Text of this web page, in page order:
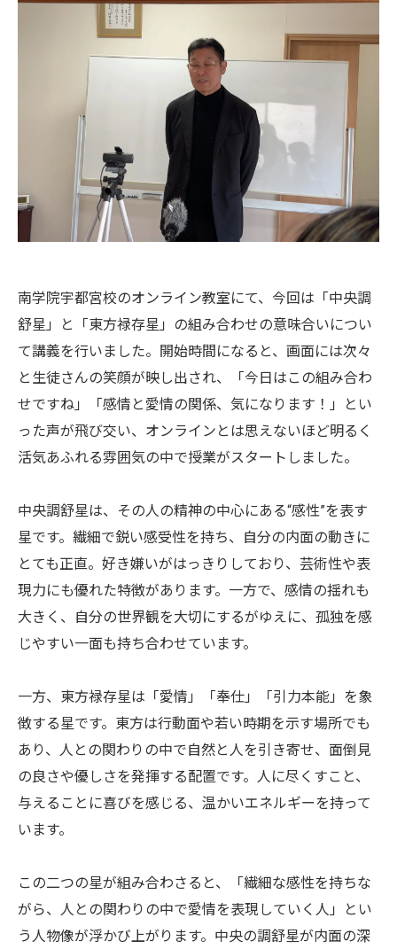
南学院宇都宮校のオンライン教室にて、今回は「中央調
舒星」と「東方禄存星」の組み合わせの意味合いについ
て講義を行いました。開始時間になると、画面には次々
と生徒さんの笑顔が映し出され、「今日はこの組み合わ
せですね」「感情と愛情の関係、気になります！」とい
った声が飛び交い、オンラインとは思えないほど明るく
活気あふれる雰囲気の中で授業がスタートしました。
中央調舒星は、その人の精神の中心にある“感性”を表す
星です。繊細で鋭い感受性を持ち、自分の内面の動きに
とても正直。好き嫌いがはっきりしており、芸術性や表
現力にも優れた特徴があります。一方で、感情の揺れも
大きく、自分の世界観を大切にするがゆえに、孤独を感
じやすい一面も持ち合わせています。
一方、東方禄存星は「愛情」「奉仕」「引力本能」を象
徴する星です。東方は行動面や若い時期を示す場所でも
あり、人との関わりの中で自然と人を引き寄せ、面倒見
の良さや優しさを発揮する配置です。人に尽くすこと、
与えることに喜びを感じる、温かいエネルギーを持って
います。
この二つの星が組み合わさると、「繊細な感性を持ちな
がら、人との関わりの中で愛情を表現していく人」とい
う人物像が浮かび上がります。中央の調舒星が内面の深